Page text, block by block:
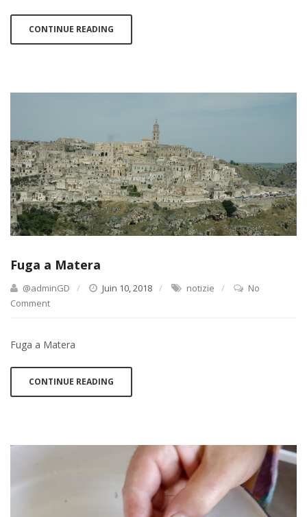
CONTINUE READING
Fuga a Matera
@adminGD Juin 10, 2018 notizie
No
Comment
Fuga a Matera
CONTINUE READING